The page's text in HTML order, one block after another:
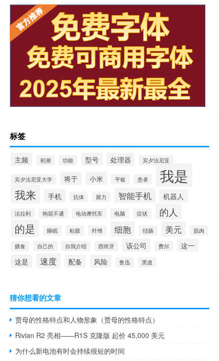
标签
主频 初潮 功能 型号 处理器 宾夕法尼亚
宾夕法尼亚大学 将于 小米 平板 患者 我是
我来 手机 抗体 握力 智能手机 机器人
法拉利 狗屁不通 电动摩托车 电脑 症状 的人
的是 睡眠 粘膜 纤维 细胞 结肠 美元 肌肉
膳食 自己的 自我介绍 西班牙 该公司 费尔
这一
这是
速度 配备 风险 鲁迅 黑道
猜你想看的文章
贾母的性格特点和人物形象（贾母的性格特点）
Rivian R2 亮相——R1S 克隆版 起价 45,000 美元
为什么新电池有时会持续很短的时间